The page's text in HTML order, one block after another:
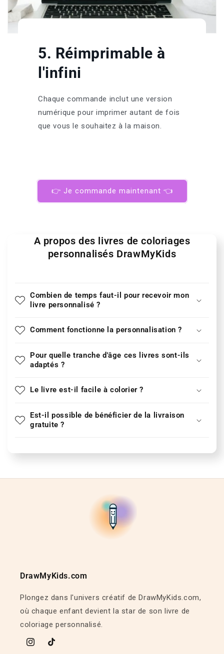
5. Réimprimable à
l'infini
Chaque commande inclut une version
numérique pour imprimer autant de fois
que vous le souhaitez à la maison.
👉 Je commande maintenant 👈
A propos des livres de coloriages
personnalisés DrawMyKids
Combien de temps faut-il pour recevoir mon
livre personnalisé ?
Comment fonctionne la personnalisation ?
Pour quelle tranche d'âge ces livres sont-ils
adaptés ?
Le livre est-il facile à colorier ?
Est-il possible de bénéficier de la livraison
gratuite ?
DrawMyKids.com
Plongez dans l'univers créatif de DrawMyKids.com,
où chaque enfant devient la star de son livre de
coloriage personnalisé.
InstagramTikTok